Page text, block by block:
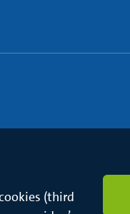
(third